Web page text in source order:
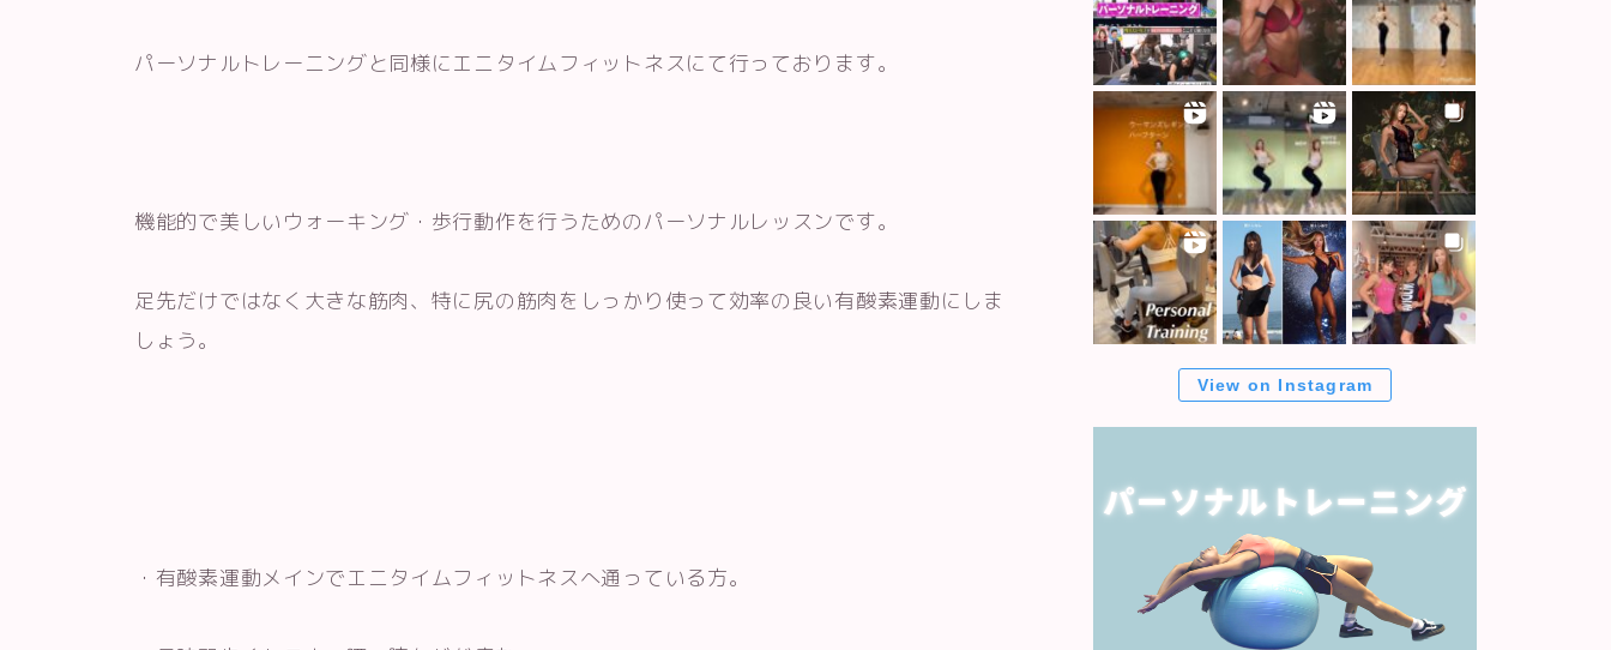
パーソナルトレーニングと同様にエニタイムフィットネスにて行っております。
機能的で美しいウォーキング・歩行動作を行うためのパーソナルレッスンです。
足先だけではなく大きな筋肉、特に尻の筋肉をしっかり使って効率の良い有酸素運動にしま
しょう。
・有酸素運動メインでエニタイムフィットネスへ通っている方。
View on Instagram